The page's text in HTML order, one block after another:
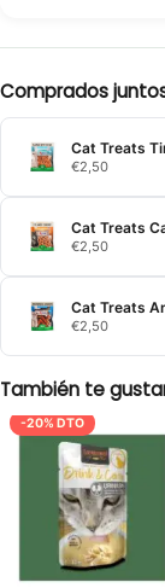
Comprados
Cat Treats
€2,50
Cat Treats
€2,50
Cat Treats
€2,50
También te
-20% DTO